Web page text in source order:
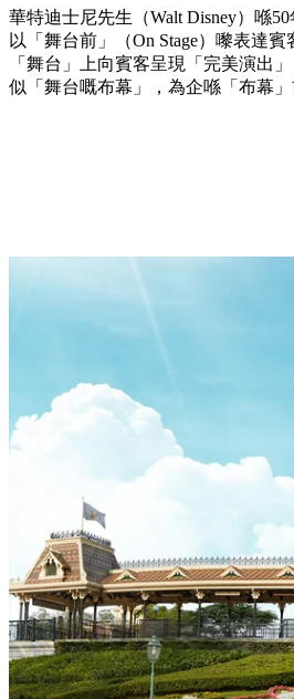
華特迪士尼先生（Walt Disney）喺
以「舞台前」（On Stage）嚟表達
「舞台」上向賓客呈現「完美演出
似「舞台嘅布幕」，為企喺「布幕」